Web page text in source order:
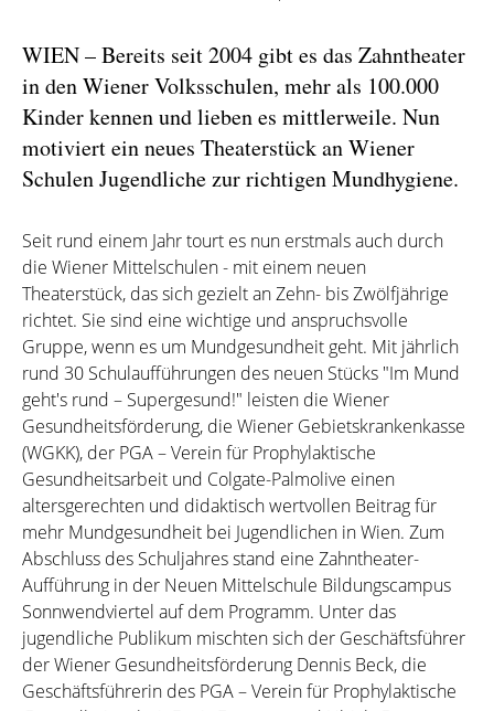
WIEN – Bereits seit 2004 gibt es das Zahntheater
in den Wiener Volksschulen, mehr als 100.000
Kinder kennen und lieben es mittlerweile. Nun
motiviert ein neues Theaterstück an Wiener
Schulen Jugendliche zur richtigen Mundhygiene.
Seit rund einem Jahr tourt es nun erstmals auch durch
die Wiener Mittelschulen - mit einem neuen
Theaterstück, das sich gezielt an Zehn- bis Zwölfjährige
richtet. Sie sind eine wichtige und anspruchsvolle
Gruppe, wenn es um Mundgesundheit geht. Mit jährlich
rund 30 Schulaufführungen des neuen Stücks "Im Mund
geht's rund – Supergesund!" leisten die Wiener
Gesundheitsförderung, die Wiener Gebietskrankenkasse
(WGKK), der PGA – Verein für Prophylaktische
Gesundheitsarbeit und Colgate-Palmolive einen
altersgerechten und didaktisch wertvollen Beitrag für
mehr Mundgesundheit bei Jugendlichen in Wien. Zum
Abschluss des Schuljahres stand eine Zahntheater-
Aufführung in der Neuen Mittelschule Bildungscampus
Sonnwendviertel auf dem Programm. Unter das
jugendliche Publikum mischten sich der Geschäftsführer
der Wiener Gesundheitsförderung Dennis Beck, die
Geschäftsführerin des PGA – Verein für Prophylaktische